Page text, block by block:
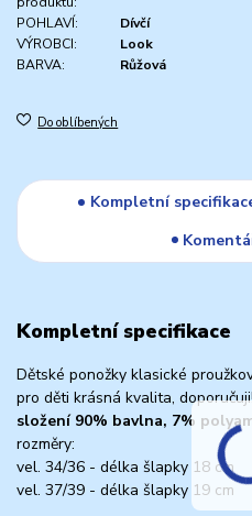
POHLAVÍ:
Dívčí
VÝROBCI:
Look
BARVA:
Růžová
Do oblíbených
Kompletní
Kompletní specifikace
Dětské ponožky klasické
pro děti krásná kvalita,
složení 90% bavlna, 7%
rozměry:
vel. 34/36 - délka šlapky 18 cm
vel. 37/39 - délka šlapky 19 cm